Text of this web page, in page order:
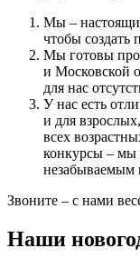
Мы –
чтобы создать
Мы готовы
и Московской
для нас
У нас есть
и для
всех
конкурсы – мы
незабываемым
Звоните – с нами
Наши